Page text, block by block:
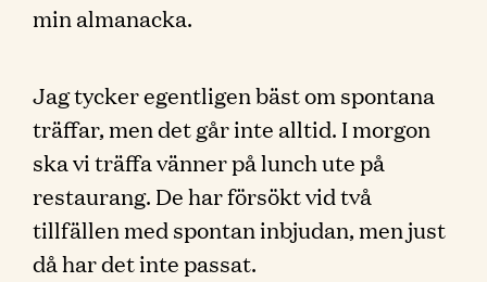
min almanacka.
Jag tycker egentligen bäst om spontana
träffar, men det går inte alltid. I morgon
ska vi träffa vänner på lunch ute på
restaurang. De har försökt vid två
tillfällen med spontan inbjudan, men just
då har det inte passat.